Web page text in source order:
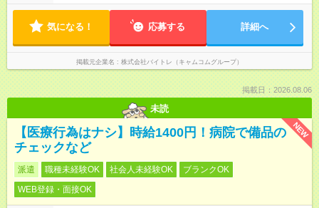
気になる！ 応募する 詳細へ
掲載元企業名 株式会社バイトレ（キャムコムグループ）
掲載日：2026.08.06
未読
NEW
【医療行為はナシ】時給1400円！病院で備品の
チェックなど
派遣 職種未経験OK 社会人未経験OK
ブランクOK
WEB登録・面接OK